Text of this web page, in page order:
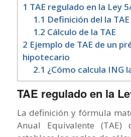
1 TAE regulado en la Ley
1.1 Definición del la TAE
1.2 Cálculo de la TAE
2 Ejemplo de TAE de un
hipotecario
2.1 ¿Cómo calcula ING
TAE regulado en la
La definición y fórmula
Anual Equivalente